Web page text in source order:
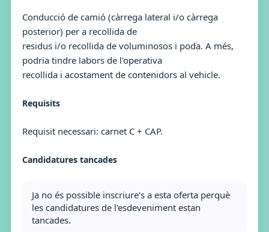
Conducció de camió (càrrega lateral i/o càrrega
posterior) per a recollida de
residus i/o recollida de voluminosos i poda. A més,
podria tindre labors de l'operativa
recollida i acostament de contenidors al vehicle.
Requisits
Requisit necessari: carnet C + CAP.
Candidatures tancades
Ja no és possible inscriure's a esta oferta perquè
les candidatures de l'esdeveniment estan
tancades.